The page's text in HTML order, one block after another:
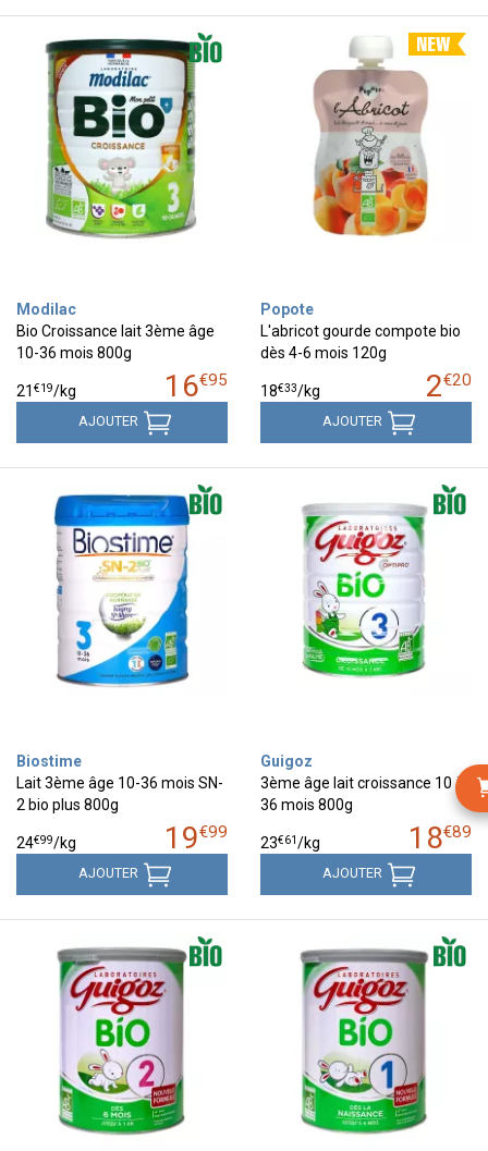
Modilac
Bio Croissance lait 3ème âge
10-36 mois 800g
16€95
21 €19/kg
AJOUTER
Popote
L'abricot gourde compote bio
dès 4-6 mois 120g
2€20
18€33/kg
AJOUTER
Biostime
Lait 3ème âge 10-36 mois SN-
2 bio plus 800g
19€99
24€99/kg
AJOUTER
Guigoz
3ème âge lait croissance 10 à
36 mois 800g
18€89
23€61/kg
AJOUTER